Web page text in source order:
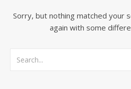
Sorry, but nothing matched your
again with some